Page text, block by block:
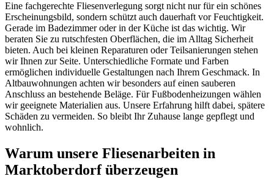
Eine fachgerechte Fliesenverlegung sorgt nicht nur für ein schönes
Erscheinungsbild, sondern schützt auch dauerhaft vor Feuchtigkeit.
Gerade im Badezimmer oder in der Küche ist das wichtig. Wir
beraten Sie zu rutschfesten Oberflächen, die im Alltag Sicherheit
bieten. Auch bei kleinen Reparaturen oder Teilsanierungen stehen
wir Ihnen zur Seite. Unterschiedliche Formate und Farben
ermöglichen individuelle Gestaltungen nach Ihrem Geschmack. In
Altbauwohnungen achten wir besonders auf einen sauberen
Anschluss an bestehende Beläge. Für Fußbodenheizungen wählen
wir geeignete Materialien aus. Unsere Erfahrung hilft dabei, spätere
Schäden zu vermeiden. So bleibt Ihr Zuhause lange gepflegt und
wohnlich.
Warum unsere Fliesenarbeiten in
Marktoberdorf überzeugen